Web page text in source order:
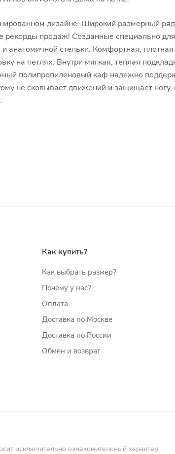
дизайне. Широкий размерный
продаж! Созданные специально
анатомичной стельки. Комфортная,
на петлях. Внутри мягкая, теплая
полипропиленовый каф надежно
не сковывает движений и защищает
Как купить?
Как выбрать размер?
Почему у нас?
Оплата
Доставка по Москве
Доставка по России
Обмен и возврат
исключительно ознакомительный характер